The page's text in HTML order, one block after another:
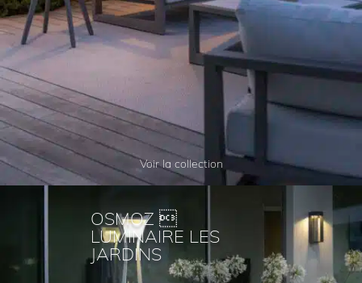
Voir la collection
OSMOZ 
LUMINAIRE LES
JARDINS